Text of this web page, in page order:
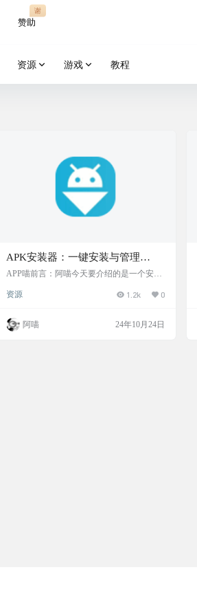
赞助
谢
资源 游戏 教程
APK安装器：一键安装与管理
APK/XAPK文件的安卓工具，支持
并创建备份
APP喵前言：阿喵今天要介绍的是一个安卓
能帮你轻松管理手机上的APK和XAPK文
有应用，还能自动创建备份。更棒的是，你
可以用它直接安装任何APK或XAPK文件，
资源 1.2k 0
阿喵 24年10月24日